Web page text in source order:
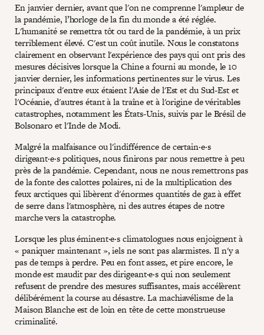
En janvier dernier, avant que l'on ne comprenne l'ampleur de
la pandémie, l’horloge de la fin du monde a été réglée.
L'humanité se remettra tôt ou tard de la pandémie, à un prix
terriblement élevé. C'est un coût inutile. Nous le constatons
clairement en observant l'expérience des pays qui ont pris des
mesures décisives lorsque la Chine a fourni au monde, le 10
janvier dernier, les informations pertinentes sur le virus. Les
principaux d'entre eux étaient l'Asie de l'Est et du Sud-Est et
l'Océanie, d'autres étant à la traîne et à l'origine de véritables
catastrophes, notamment les États-Unis, suivis par le Brésil de
Bolsonaro et l'Inde de Modi.
Malgré la malfaisance ou l'indifférence de certain·e·s
dirigeant·e·s politiques, nous finirons par nous remettre à peu
près de la pandémie. Cependant, nous ne nous remettrons pas
de la fonte des calottes polaires, ni de la multiplication des
feux arctiques qui libèrent d'énormes quantités de gaz à effet
de serre dans l'atmosphère, ni des autres étapes de notre
marche vers la catastrophe.
Lorsque les plus éminent·e·s climatologues nous enjoignent à
« paniquer maintenant », iels ne sont pas alarmistes. Il n'y a
pas de temps à perdre. Peu en font assez, et pire encore, le
monde est maudit par des dirigeant·e·s qui non seulement
refusent de prendre des mesures suffisantes, mais accélèrent
délibérément la course au désastre. La machiavélisme de la
Maison Blanche est de loin en tête de cette monstrueuse
criminalité.